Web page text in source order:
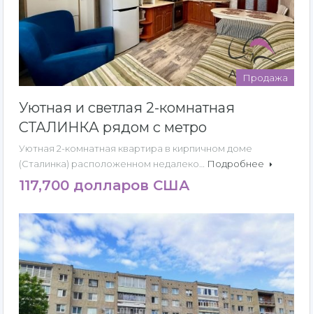
Продажа
Уютная и светлая 2-комнатная
СТАЛИНКА рядом с метро
Уютная 2-комнатная квартира в кирпичном доме
(Сталинка) расположенном недалеко…
Подробнее
117,700 долларов США